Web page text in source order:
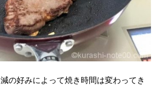
の好みによって焼き時間は変わってき